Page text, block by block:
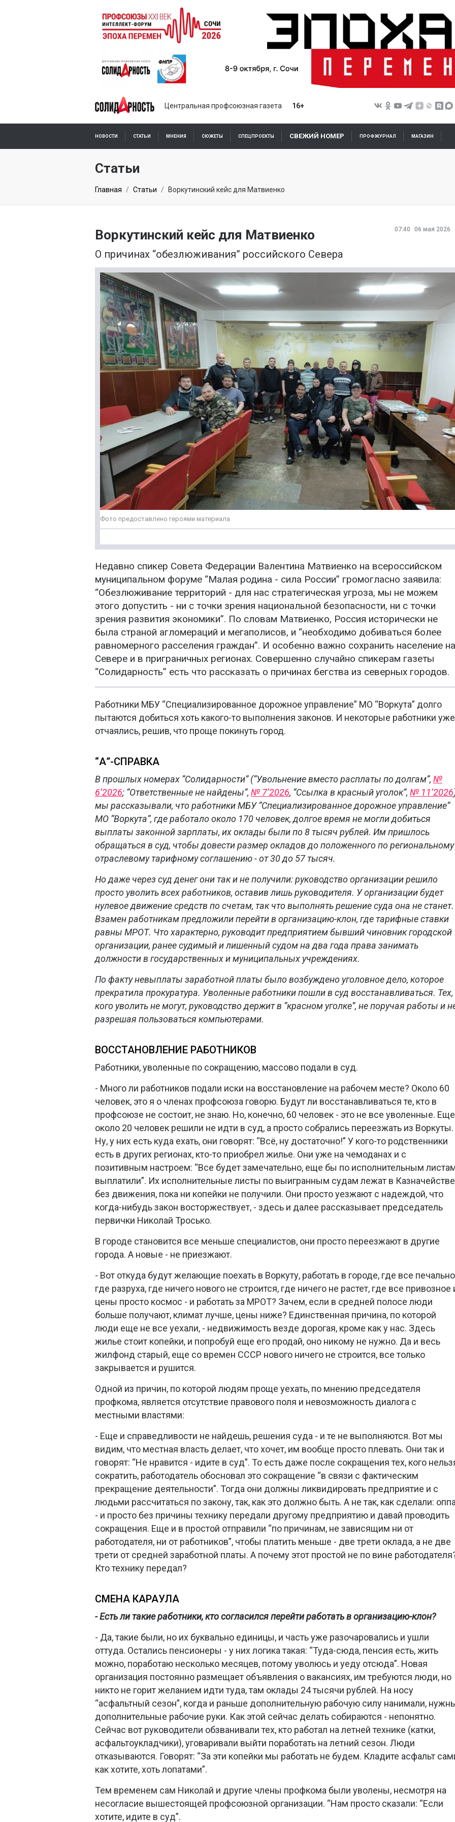
Центральная профсоюзная газета 16+
НОВОСТИ СТАТЬИ МНЕНИЯ СЮЖЕТЫ СПЕЦПРОЕКТЫ СВЕЖИЙ НОМЕР ПРОФЖУРНАЛ МАГАЗИН
Статьи
Главная Статьи Воркутинский кейс для Матвиенко
07:40 06 мая 2026
Воркутинский кейс для Матвиенко
О причинах “обезлюживания” российского Севера
Фото предоставлено героями материала
Недавно спикер Совета Федерации Валентина Матвиенко на всероссийском
муниципальном форуме “Малая родина - сила России” громогласно заявила:
“Обезлюживание территорий - для нас стратегическая угроза, мы не можем
этого допустить - ни с точки зрения национальной безопасности, ни с точки
зрения развития экономики”. По словам Матвиенко, Россия исторически не
была страной агломераций и мегаполисов, и “необходимо добиваться более
равномерного расселения граждан”. И особенно важно сохранить население на
Севере и в приграничных регионах. Совершенно случайно спикерам газеты
“Солидарность” есть что рассказать о причинах бегства из северных городов.
Работники МБУ “Специализированное дорожное управление” МО “Воркута” долго
пытаются добиться хоть какого-то выполнения законов. И некоторые работники уже
отчаялись, решив, что проще покинуть город.
“А”-СПРАВКА
В прошлых номерах “Солидарности” (“Увольнение вместо расплаты по долгам”, №
6’2026; “Ответственные не найдены”, № 7’2026, “Ссылка в красный уголок”, № 11’2026
мы рассказывали, что работники МБУ “Специализированное дорожное управление”
МО “Воркута”, где работало около 170 человек, долгое время не могли добиться
выплаты законной зарплаты, их оклады были по 8 тысяч рублей. Им пришлось
обращаться в суд, чтобы довести размер окладов до положенного по региональному
отраслевому тарифному соглашению - от 30 до 57 тысяч.
Но даже через суд денег они так и не получили: руководство организации решило
просто уволить всех работников, оставив лишь руководителя. У организации будет
нулевое движение средств по счетам, так что выполнять решение суда она не станет.
Взамен работникам предложили перейти в организацию-клон, где тарифные ставки
равны МРОТ. Что характерно, руководит предприятием бывший чиновник городской
организации, ранее судимый и лишенный судом на два года права занимать
должности в государственных и муниципальных учреждениях.
По факту невыплаты заработной платы было возбуждено уголовное дело, которое
прекратила прокуратура. Уволенные работники пошли в суд восстанавливаться. Тех,
кого уволить не могут, руководство держит в “красном уголке”, не поручая работы и
разрешая пользоваться компьютерами.
ВОССТАНОВЛЕНИЕ РАБОТНИКОВ
Работники, уволенные по сокращению, массово подали в суд.
- Много ли работников подали иски на восстановление на рабочем месте? Около 60
человек, это я о членах профсоюза говорю. Будут ли восстанавливаться те, кто в
профсоюзе не состоит, не знаю. Но, конечно, 60 человек - это не все уволенные. Еще
около 20 человек решили не идти в суд, а просто собрались переезжать из Воркуты.
Ну, у них есть куда ехать, они говорят: “Всё, ну достаточно!” У кого-то родственники
есть в других регионах, кто-то приобрел жилье. Они уже на чемоданах и с
позитивным настроем: “Все будет замечательно, еще бы по исполнительным
выплатили”. Их исполнительные листы по выигранным судам лежат в Казначействе
без движения, пока ни копейки не получили. Они просто уезжают с надеждой, что
когда-нибудь закон восторжествует, - здесь и далее рассказывает председатель
первички Николай Тросько.
В городе становится все меньше специалистов, они просто переезжают в другие
города. А новые - не приезжают.
- Вот откуда будут желающие поехать в Воркуту, работать в городе, где все
где разруха, где ничего нового не строится, где ничего не растет, где все привозное
цены просто космос - и работать за МРОТ? Зачем, если в средней полосе люди
больше получают, климат лучше, цены ниже? Единственная причина, по которой
люди еще не все уехали, - недвижимость везде дорогая, кроме как у нас. Здесь
жилье стоит копейки, и попробуй еще его продай, оно никому не нужно. Да и весь
жилфонд старый, еще со времен СССР нового ничего не строится, все только
закрывается и рушится.
Одной из причин, по которой людям проще уехать, по мнению председателя
профкома, является отсутствие правового поля и невозможность диалога с
местными властями:
- Еще и справедливости не найдешь, решения суда - и те не выполняются. Вот мы
видим, что местная власть делает, что хочет, им вообще просто плевать. Они так и
говорят: “Не нравится - идите в суд”. То есть даже после сокращения тех, кого
сократить, работодатель обосновал это сокращение “в связи с фактическим
прекращение деятельности”. Тогда они должны ликвидировать предприятие и с
людьми рассчитаться по закону, так, как это должно быть. А не так, как сделали:
- и просто без причины технику передали другому предприятию и давай проводить
сокращения. Еще и в простой отправили “по причинам, не зависящим ни от
работодателя, ни от работников”, чтобы платить меньше - две трети оклада, а не две
трети от средней заработной платы. А почему этот простой не по вине
Кто технику передал?
СМЕНА КАРАУЛА
- Есть ли такие работники, кто согласился перейти работать в организацию-клон?
- Да, такие были, но их буквально единицы, и часть уже разочаровались и ушли
оттуда. Остались пенсионеры - у них логика такая: “Туда-сюда, пенсия есть, жить
можно, поработаю несколько месяцев, потому уволюсь и уеду отсюда”. Новая
организация постоянно размещает объявления о вакансиях, им требуются люди, но
никто не горит желанием идти туда, там оклады 24 тысячи рублей. На носу
“асфальтный сезон”, когда и раньше дополнительную рабочую силу нанимали,
дополнительные рабочие руки. Как этой сейчас делать собираются - непонятно.
Сейчас вот руководители обзванивали тех, кто работал на летней технике (катки,
асфальтоукладчики), уговаривали выйти поработать на летний сезон. Люди
отказываются. Говорят: “За эти копейки мы работать не будем. Кладите асфальт
как хотите, хоть лопатами”.
Тем временем сам Николай и другие члены профкома были уволены, несмотря на
несогласие вышестоящей профсоюзной организации. “Нам просто сказали: “Если
хотите, идите в суд”.